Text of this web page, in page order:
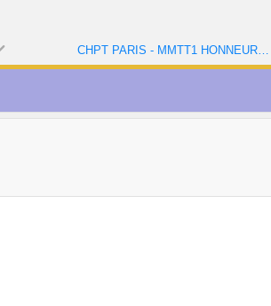
CHPT PARIS - MMTT1 HONNEUR (SAISON 2024)